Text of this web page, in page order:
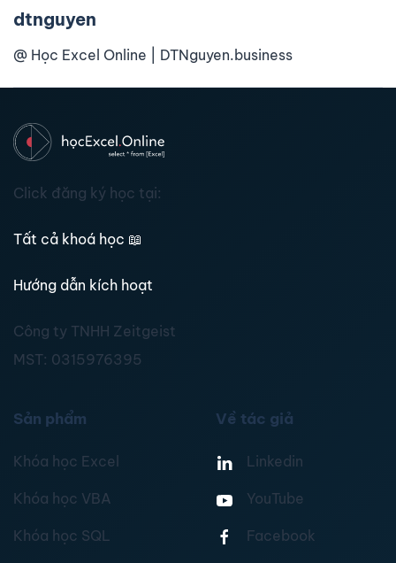
dtnguyen
@ Học Excel Online | DTNguyen.business
Click đăng ký học tại:
Tất cả khoá học 📖
Hướng dẫn kích hoạt
Công ty TNHH Zeitgeist
MST: 0315976395
Sản phẩm
Khóa học Excel
Khóa học VBA
Khóa học SQL
Về tác giả
Linkedin
YouTube
Facebook